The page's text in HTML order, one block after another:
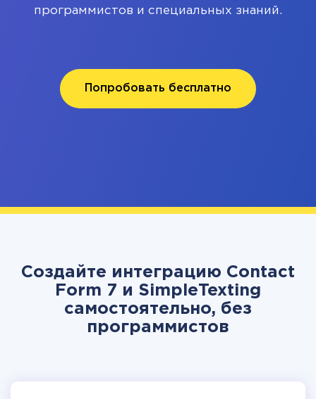
программистов и специальных знаний.
Попробовать бесплатно
Создайте интеграцию Contact
Form 7 и SimpleTexting
самостоятельно, без
программистов